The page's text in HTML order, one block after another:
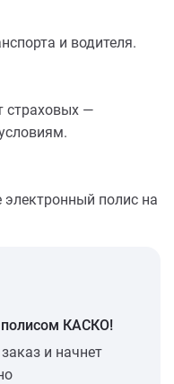
и водителя.
страховых —
электронный полис на
КАСКО!
и начнет